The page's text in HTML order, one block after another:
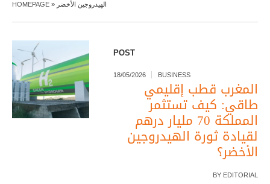
HOMEPAGE » الهيدروجين الأخضر
POST
18/05/2026 BUSINESS
المغرب قطب إقليمي
طاقي: كيف تستثمر
المملكة 70 مليار درهم
لقيادة ثورة الهيدروجين
الأخضر؟
BY EDITORIAL